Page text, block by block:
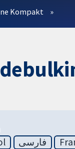
Kompakt
فارسی